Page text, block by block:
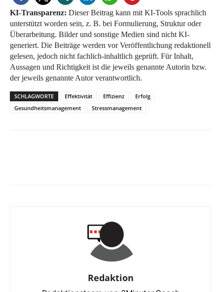
KI-Transparenz: Dieser Beitrag kann mit KI-Tools sprachlich
unterstützt worden sein, z. B. bei Formulierung, Struktur oder
Überarbeitung. Bilder und sonstige Medien sind nicht KI-
generiert. Die Beiträge werden vor Veröffentlichung redaktionell
gelesen, jedoch nicht fachlich-inhaltlich geprüft. Für Inhalt,
Aussagen und Richtigkeit ist die jeweils genannte Autorin bzw.
der jeweils genannte Autor verantwortlich.
SCHLAGWORTE Effektivität Effizienz
Erfolg
Gesundheitsmanagement
Stressmanagement
Redaktion